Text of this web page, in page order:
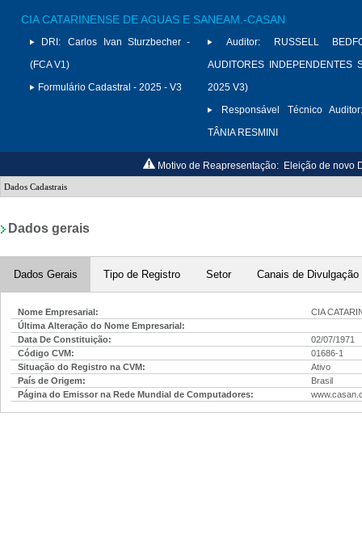
CIA CATARINENSE DE AGUAS E SANEAM.-CASAN
DRI:
Carlos Ivan Sturzbecher -
(FCA V1)
Formulário Cadastral - 2025 - V3
Auditor:
RUSSELL
AUDITORES INDEPENDENTES
2025 V3)
Responsável Técnico
TÂNIA RESMINI
Motivo de Reapresentação: Eleição de novo